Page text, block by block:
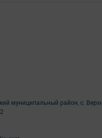
муниципальный район, с.